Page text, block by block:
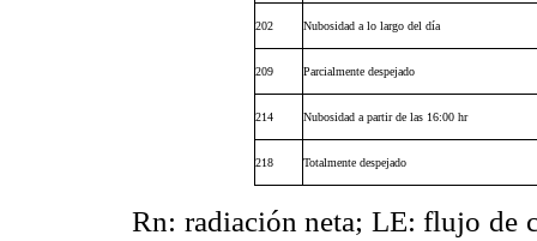
202 Nubosidad a lo largo del día
209 Parcialmente despejado
214 Nubosidad a partir de las 16:00 hr
218 Totalmente despejado
Rn: radiación neta; LE: flujo de